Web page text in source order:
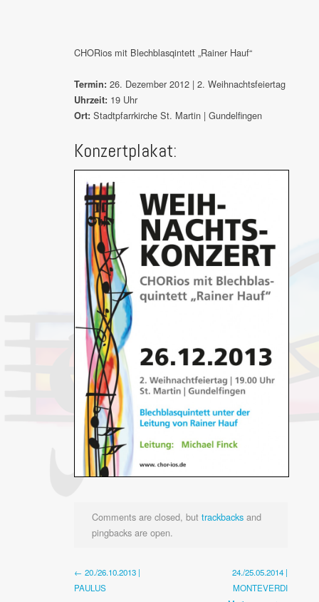
CHORios mit Blechblasqintett „Rainer Hauf“
Termin: 26. Dezember 2012 | 2. Weihnachtsfeiertag
Uhrzeit: 19 Uhr
Ort: Stadtpfarrkirche St. Martin | Gundelfingen
Konzertplakat:
Comments are closed, but trackbacks and
pingbacks are open.
← 20./26.10.2013 |
PAULUS
24./25.05.2014 |
MONTEVERDI